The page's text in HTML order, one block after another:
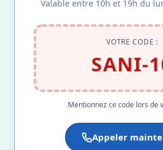
Valable entre 10h et 19h du
VOTRE CODE :
SANI-
Mentionnez ce code lors de
Appeler